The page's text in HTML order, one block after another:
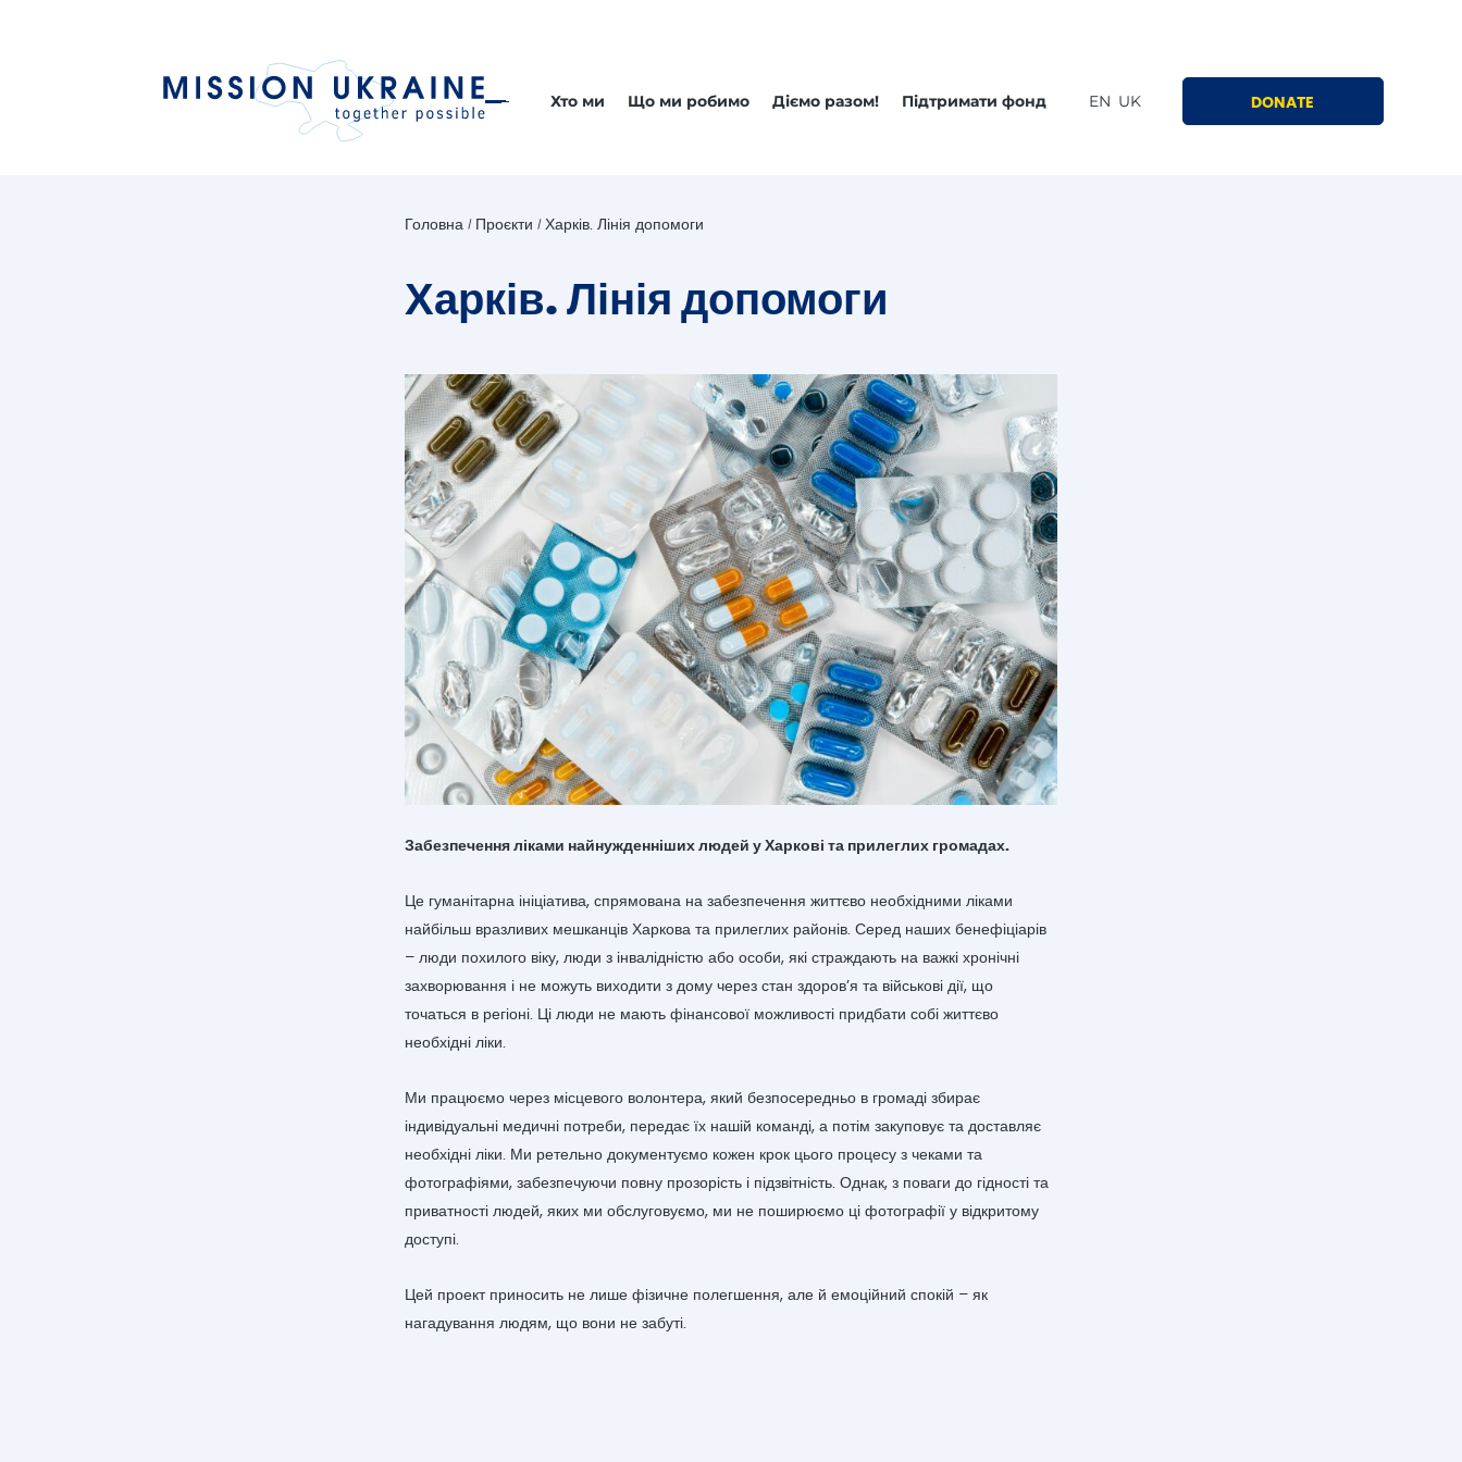
Хто ми Що ми робимо Діємо разом! Підтримати фонд EN UK DONATE
Головна Проєкти Харків. Лінія допомоги
Харків. Лінія допомоги
Забезпечення ліками найнужденніших людей у Харкові та прилеглих громадах.
Це гуманітарна ініціатива, спрямована на забезпечення життєво необхідними ліками
найбільш вразливих мешканців Харкова та прилеглих районів. Серед наших бенефіціарів
– люди похилого віку, люди з інвалідністю або особи, які страждають на важкі хронічні
захворювання і не можуть виходити з дому через стан здоров’я та військові дії, що
точаться в регіоні. Ці люди не мають фінансової можливості придбати собі життєво
необхідні ліки.
Ми працюємо через місцевого волонтера, який безпосередньо в громаді збирає
індивідуальні медичні потреби, передає їх нашій команді, а потім закуповує та доставляє
необхідні ліки. Ми ретельно документуємо кожен крок цього процесу з чеками та
фотографіями, забезпечуючи повну прозорість і підзвітність. Однак, з поваги до гідності та
приватності людей, яких ми обслуговуємо, ми не поширюємо ці фотографії у відкритому
доступі.
Цей проект приносить не лише фізичне полегшення, але й емоційний спокій – як
нагадування людям, що вони не забуті.